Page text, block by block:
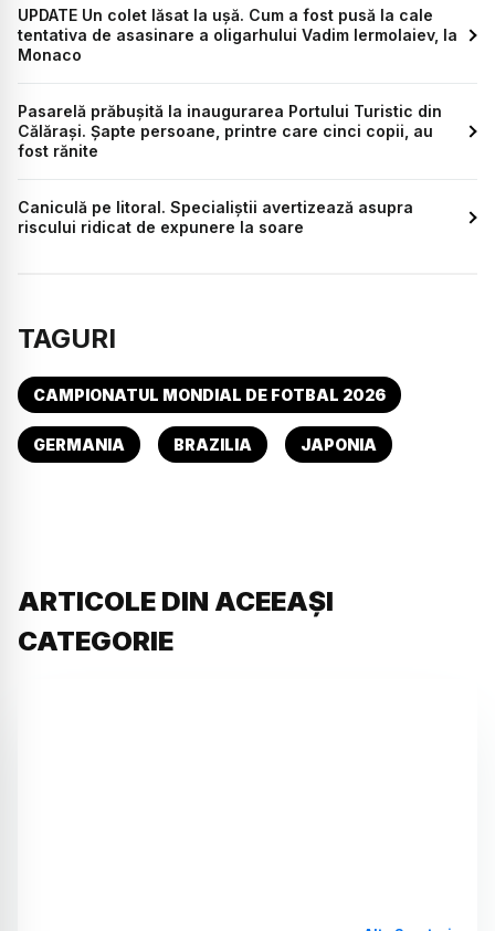
UPDATE Un colet lăsat la ușă. Cum a fost pusă la cale
tentativa de asasinare a oligarhului Vadim Iermolaiev, la
Monaco
Pasarelă prăbușită la inaugurarea Portului Turistic din
Călărași. Șapte persoane, printre care cinci copii, au
fost rănite
Caniculă pe litoral. Specialiștii avertizează asupra
riscului ridicat de expunere la soare
TAGURI
CAMPIONATUL MONDIAL DE FOTBAL 2026
GERMANIA BRAZILIA JAPONIA
ARTICOLE DIN ACEEAȘI
CATEGORIE